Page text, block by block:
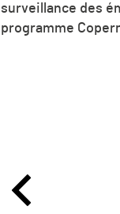
surveillance des
programme